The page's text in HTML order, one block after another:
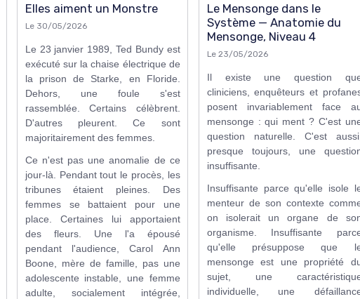
Elles aiment un Monstre
Le 30/05/2026
Le 23 janvier 1989, Ted Bundy est
exécuté sur la chaise électrique de
la prison de Starke, en Floride.
Dehors, une foule s'est
rassemblée. Certains célèbrent.
D'autres pleurent. Ce sont
majoritairement des femmes.
Ce n'est pas une anomalie de ce
jour-là. Pendant tout le procès, les
tribunes étaient pleines. Des
femmes se battaient pour une
place. Certaines lui apportaient
des fleurs. Une l'a épousé
pendant l'audience, Carol Ann
Boone, mère de famille, pas une
adolescente instable, une femme
adulte, socialement intégrée,
Le Mensonge dans le
Système — Anatomie du
Mensonge, Niveau 4
Le 23/05/2026
Il existe une question
cliniciens, enquêteurs et
posent invariablement face
mensonge : qui ment ? C'est
question naturelle. C'est aussi,
presque toujours, une
insuffisante.
Insuffisante parce qu'elle isole
menteur de son contexte
on isolerait un organe de
organisme. Insuffisante
qu'elle présuppose que
mensonge est une propriété
sujet, une
individuelle, une